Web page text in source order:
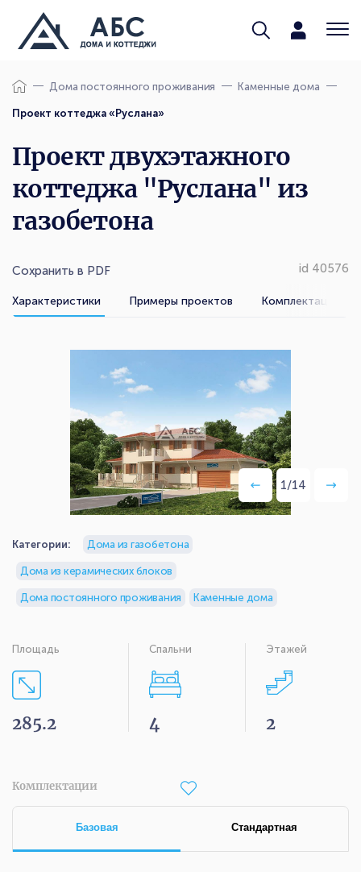
Дома постоянного проживания Каменные дома
Проект коттеджа «Руслана»
Проект двухэтажного
коттеджа "Руслана" из
газобетона
Сохранить в PDF id 40576
Характеристики Примеры проектов Комплектации
Категории: Дома из газобетона
Дома из керамических блоков
Дома постоянного проживания Каменные дома
1/14
Площадь
285.2
Спальни
4
Этажей
2
Комплектации
Базовая Стандартная